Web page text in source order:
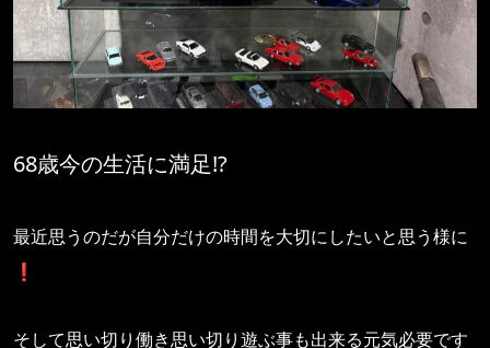
68歳今の生活に満足⁉️
最近思うのだが自分だけの時間を大切にしたいと思う様に
❗️
そして思い切り働き思い切り遊ぶ事も出来る元気必要です